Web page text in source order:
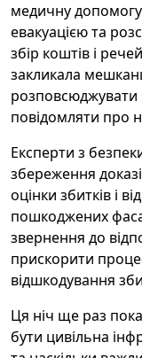
медичну
евакуацією та
збір коштів і
закликала
розповсюджувати
повідомляти про
Експерти з
збереження
оцінки збитків і
пошкоджених
звернення до
прискорити
відшкодування
Ця ніч ще раз
бути цивільна